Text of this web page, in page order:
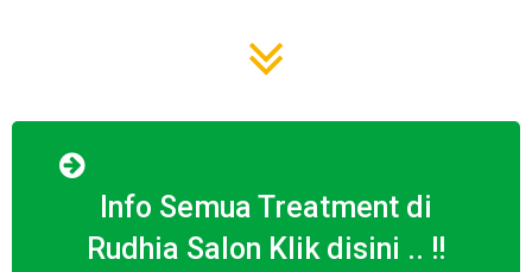
Info Semua Treatment di
Rudhia Salon Klik disini .. !!